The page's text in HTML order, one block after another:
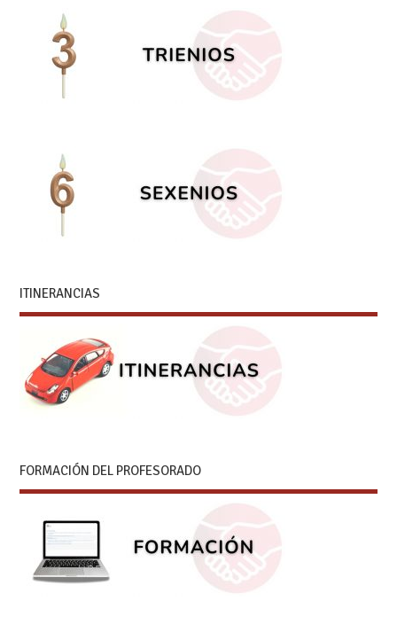
ITINERANCIAS
FORMACIÓN DEL PROFESORADO